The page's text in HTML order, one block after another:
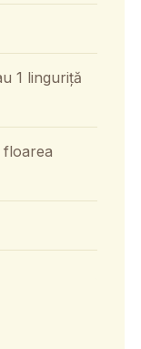
1 linguriță
floarea